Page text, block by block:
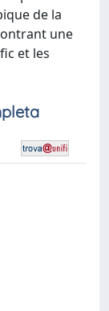
de la
une
et les